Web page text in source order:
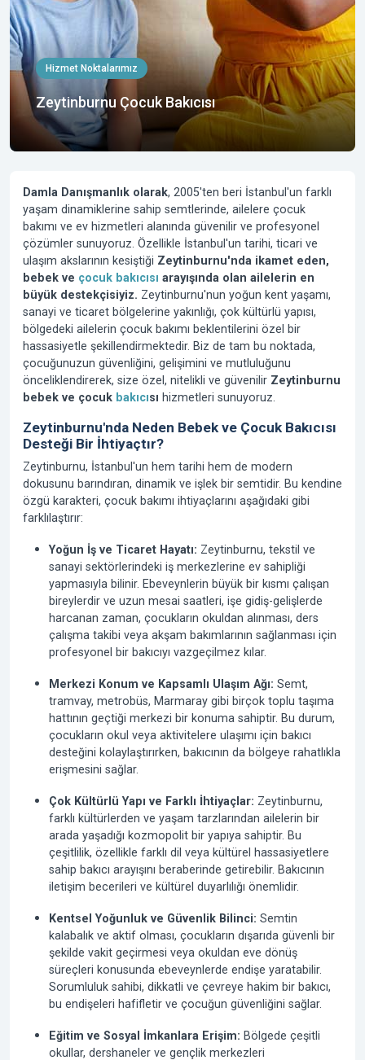
Hizmet Noktalarımız
Zeytinburnu Çocuk Bakıcısı
Damla Danışmanlık olarak, 2005'ten beri İstanbul'un farklı
yaşam dinamiklerine sahip semtlerinde, ailelere çocuk
bakımı ve ev hizmetleri alanında güvenilir ve profesyonel
çözümler sunuyoruz. Özellikle İstanbul'un tarihi, ticari ve
ulaşım akslarının kesiştiği Zeytinburnu'nda ikamet eden,
bebek ve çocuk bakıcısı arayışında olan ailelerin en
büyük destekçisiyiz. Zeytinburnu'nun yoğun kent yaşamı,
sanayi ve ticaret bölgelerine yakınlığı, çok kültürlü yapısı,
bölgedeki ailelerin çocuk bakımı beklentilerini özel bir
hassasiyetle şekillendirmektedir. Biz de tam bu noktada,
çocuğunuzun güvenliğini, gelişimini ve mutluluğunu
önceliklendirerek, size özel, nitelikli ve güvenilir Zeytinburnu
bebek ve çocuk bakıcısı hizmetleri sunuyoruz.
Zeytinburnu'nda Neden Bebek ve Çocuk Bakıcısı
Desteği Bir İhtiyaçtır?
Zeytinburnu, İstanbul'un hem tarihi hem de modern
dokusunu barındıran, dinamik ve işlek bir semtidir. Bu kendine
özgü karakteri, çocuk bakımı ihtiyaçlarını aşağıdaki gibi
farklılaştırır:
Yoğun İş ve Ticaret Hayatı: Zeytinburnu, tekstil ve
sanayi sektörlerindeki iş merkezlerine ev sahipliği
yapmasıyla bilinir. Ebeveynlerin büyük bir kısmı çalışan
bireylerdir ve uzun mesai saatleri, işe gidiş-gelişlerde
harcanan zaman, çocukların okuldan alınması, ders
çalışma takibi veya akşam bakımlarının sağlanması için
profesyonel bir bakıcıyı vazgeçilmez kılar.
Merkezi Konum ve Kapsamlı Ulaşım Ağı: Semt,
tramvay, metrobüs, Marmaray gibi birçok toplu taşıma
hattının geçtiği merkezi bir konuma sahiptir. Bu durum,
çocukların okul veya aktivitelere ulaşımı için bakıcı
desteğini kolaylaştırırken, bakıcının da bölgeye rahatlıkla
erişmesini sağlar.
Çok Kültürlü Yapı ve Farklı İhtiyaçlar: Zeytinburnu,
farklı kültürlerden ve yaşam tarzlarından ailelerin bir
arada yaşadığı kozmopolit bir yapıya sahiptir. Bu
çeşitlilik, özellikle farklı dil veya kültürel hassasiyetlere
sahip bakıcı arayışını beraberinde getirebilir. Bakıcının
iletişim becerileri ve kültürel duyarlılığı önemlidir.
Kentsel Yoğunluk ve Güvenlik Bilinci: Semtin
kalabalık ve aktif olması, çocukların dışarıda güvenli bir
şekilde vakit geçirmesi veya okuldan eve dönüş
süreçleri konusunda ebeveynlerde endişe yaratabilir.
Sorumluluk sahibi, dikkatli ve çevreye hakim bir bakıcı,
bu endişeleri hafifletir ve çocuğun güvenliğini sağlar.
Eğitim ve Sosyal İmkanlara Erişim: Bölgede çeşitli
okullar, dershaneler ve gençlik merkezleri